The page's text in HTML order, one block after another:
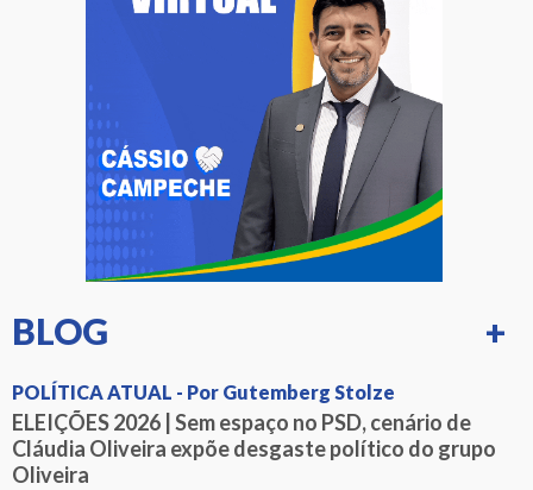
BLOG +
POLÍTICA ATUAL - Por Gutemberg Stolze
ELEIÇÕES 2026 | Sem espaço no PSD, cenário de
Cláudia Oliveira expõe desgaste político do grupo
Oliveira